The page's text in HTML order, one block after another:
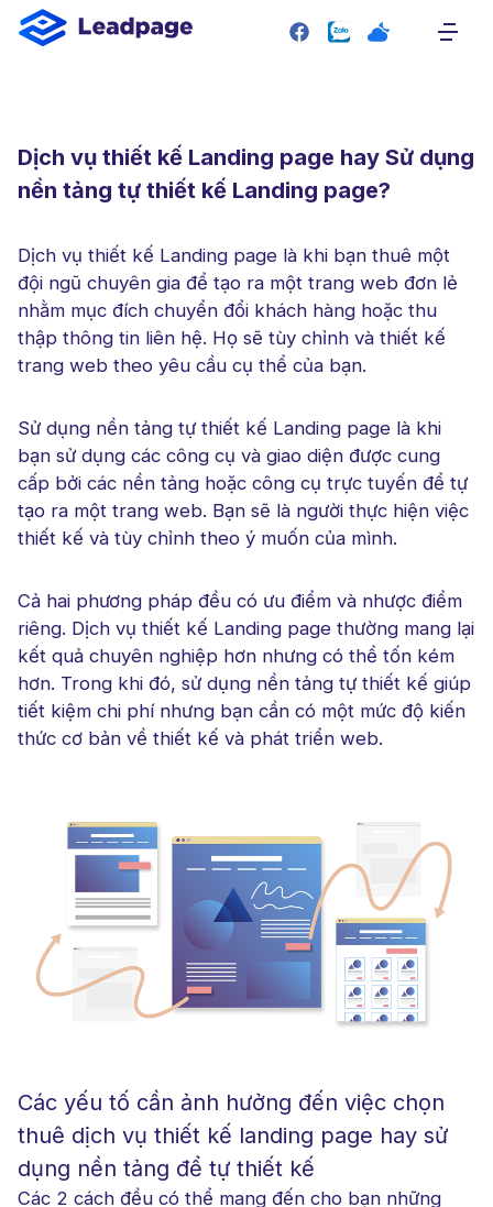
SITEMAP
Giao diện mẫu
Bảng giá
RESOURCE
Plugin
Blog
Tài liệu hướng dẫn
Dịch vụ thiết kế Landing page hay Sử dụng
nền tảng tự thiết kế Landing page?
Dịch vụ thiết kế Landing page là khi bạn thuê một
đội ngũ chuyên gia để tạo ra một trang web đơn lẻ
nhằm mục đích chuyển đổi khách hàng hoặc thu
thập thông tin liên hệ. Họ sẽ tùy chỉnh và thiết kế
trang web theo yêu cầu cụ thể của bạn.
Sử dụng nền tảng tự thiết kế Landing page là khi
bạn sử dụng các công cụ và giao diện được cung
cấp bởi các nền tảng hoặc công cụ trực tuyến để tự
tạo ra một trang web. Bạn sẽ là người thực hiện việc
thiết kế và tùy chỉnh theo ý muốn của mình.
Cả hai phương pháp đều có ưu điểm và nhược điểm
riêng. Dịch vụ thiết kế Landing page thường mang lại
kết quả chuyên nghiệp hơn nhưng có thể tốn kém
hơn. Trong khi đó, sử dụng nền tảng tự thiết kế giúp
tiết kiệm chi phí nhưng bạn cần có một mức độ kiến
thức cơ bản về thiết kế và phát triển web.
Các yếu tố cần ảnh hưởng đến việc chọn
thuê dịch vụ thiết kế landing page hay sử
dụng nền tảng để tự thiết kế
Các 2 cách đều có thể mang đến cho bạn những